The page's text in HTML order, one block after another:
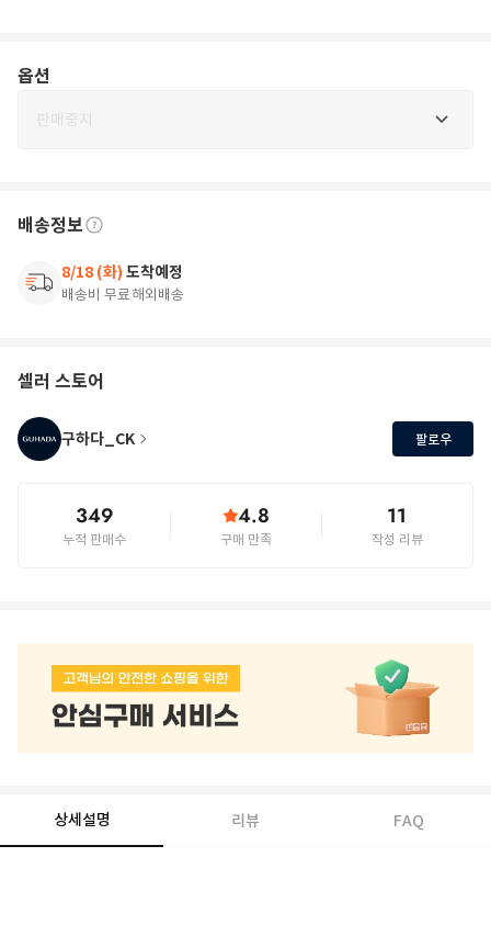
옵션
판매중지
배송정보
8/18 (화) 도착예정
배송비 무료해외배송
셀러 스토어
구하다_CK 팔로우
349
누적 판매수
4.8
구매 만족
11
작성 리뷰
상세설명 리뷰 FAQ